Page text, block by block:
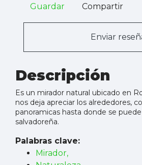
Guardar
Compartir
Enviar
Descripción
Es un mirador natural ubicado en
nos deja apreciar los alrededores,
panoramicas hasta donde se
salvadoreña.
Palabras clave:
Mirador,